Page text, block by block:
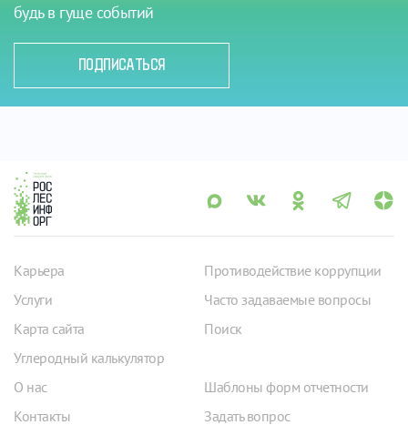
будь в гуще событий
ПОДПИСАТЬСЯ
Карьера
Услуги
Карта сайта
Углеродный калькулятор
Противодействие коррупции
Часто задаваемые вопросы
Поиск
О нас
Контакты
Шаблоны форм отчетности
Задать вопрос